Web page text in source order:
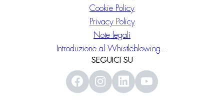
Cookie Policy
Privacy Policy
Note legali
Introduzione al Whistleblowing
SEGUICI SU